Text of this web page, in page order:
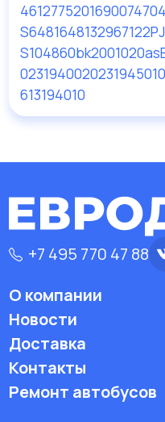
46127752016900
S6481648132967122
S104860bk2001020as
023194002023194501
613194010
+7 495 770 47 88
О компании
Новости
Доставка
Контакты
Ремонт автобусов